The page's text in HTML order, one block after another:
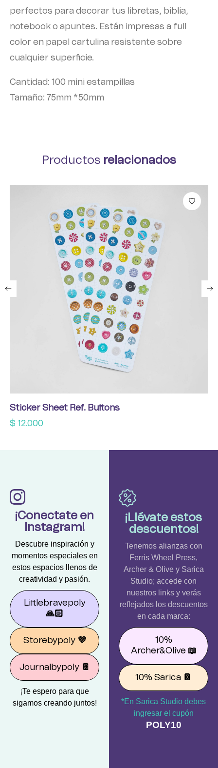
perfectos para decorar tus libretas, biblia,
notebook o apuntes. Están impresas a full
color en papel cartulina resistente sobre
cualquier superficie.
Cantidad: 100 mini estampillas
Tamaño: 75mm *50mm
Productos relacionados
Sticker Sheet Ref. Buttons
$ 12.000
¡Conectate en
Instagram!
Descubre inspiración y
momentos especiales en
estos espacios llenos de
creatividad y pasión.
Littlebravepoly
🙏🏻
Storebypoly 💜
Journalbypoly 📔
¡Te espero para que
sigamos creando juntos!
¡Llévate estos
descuentos!
Tenemos alianzas con
Ferris Wheel Press,
Archer & Olive y Sarica
Studio; accede con
nuestros links y verás
reflejados los descuentos
en cada marca:
10%
Archer&Olive 📖
10% Sarica 📔
*En Sarica Studio debes
ingresar el cupón
POLY10